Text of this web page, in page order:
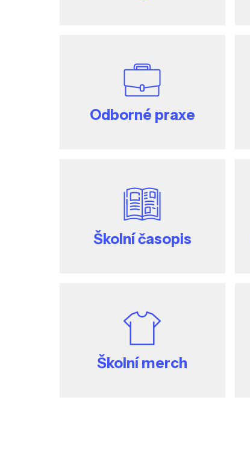
Odborné praxe
Školní časopis
Školní merch